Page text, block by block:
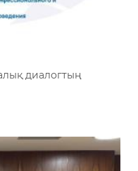
диалогтың